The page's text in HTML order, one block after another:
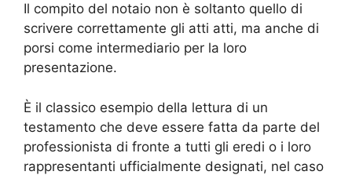
Il compito del notaio non è soltanto quello di
scrivere correttamente gli atti atti, ma anche di
porsi come intermediario per la loro
presentazione.
È il classico esempio della lettura di un
testamento che deve essere fatta da parte del
professionista di fronte a tutti gli eredi o i loro
rappresentanti ufficialmente designati, nel caso